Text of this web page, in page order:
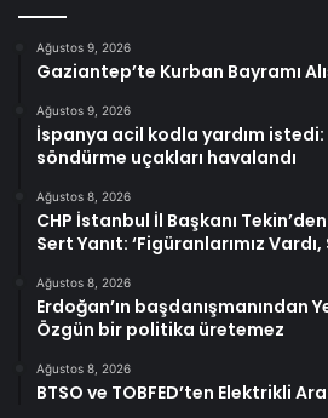
Ağustos 9, 2026
Gaziantep’te Kurban Bayramı
Ağustos 9, 2026
İspanya acil kodla yardım istedi:
söndürme uçakları havalandı
Ağustos 8, 2026
CHP İstanbul İl Başkanı
Sert Yanıt: ‘Figüranlarımız Vardı,
Ağustos 8, 2026
Erdoğan’ın başdanışmanından
Özgün bir politika üretemez
Ağustos 8, 2026
BTSO ve TOBFED’ten Elektrikli